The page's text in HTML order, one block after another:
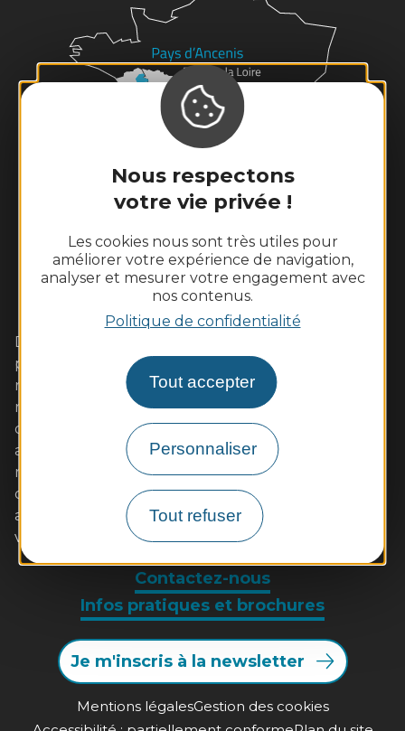
Nous respectons
votre vie privée !
Les cookies nous sont très utiles pour
améliorer votre expérience de navigation,
analyser et mesurer votre engagement avec
nos contenus.
Politique de confidentialité
Tout accepter
Personnaliser
Tout refuser
Dans cet écrin de Loire sauvage aux coteaux
plantés de vignes, vivez pleinement un week-end
romantique avec votre amoureux. Les familles s'y
retrouveront également avec plaisir autour
d'activités de pleine nature ou des visites adaptées
aux enfants. Les gourmands tout autant dans nos
restaurants de qualité aux saveurs locales (poulet
d'Ancenis, poisson de Loire, beurre blanc...)
accompagnées de vins AOC. Muscadet et malvoisie
vous séduiront à coup sûr. A très bientôt !
Contactez-nous
Infos pratiques et brochures
Je m'inscris à la newsletter
Mentions légalesGestion des cookies